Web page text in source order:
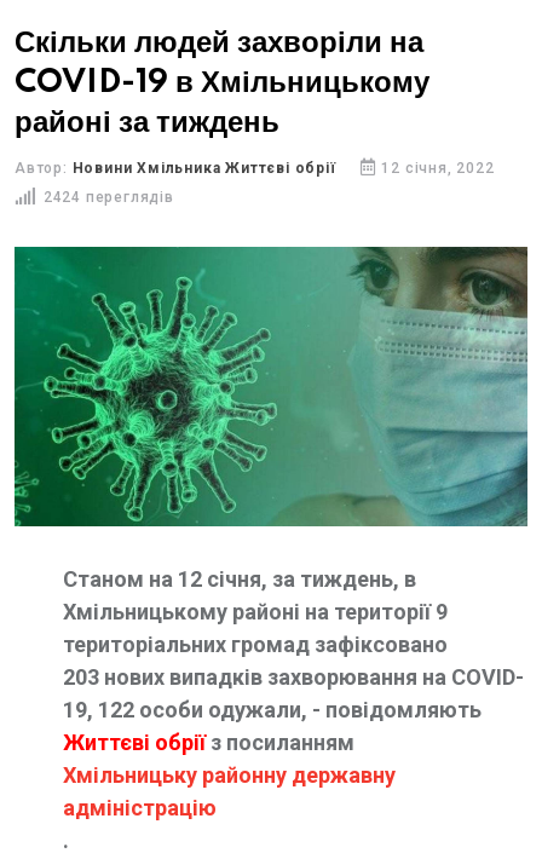
Скільки людей захворіли на
COVID-19 в Хмільницькому
районі за тиждень
Автор: Новини Хмільника Життєві обрії
12 січня, 2022
2424 переглядів
Станом на 12 січня, за тиждень, в
Хмільницькому районі на території 9
територіальних громад зафіксовано
203 нових випадків захворювання на COVID-
19, 122 особи одужали, - повідомляють
Життєві обріїз посиланням
Хмільницьку районну державну
адміністрацію
.